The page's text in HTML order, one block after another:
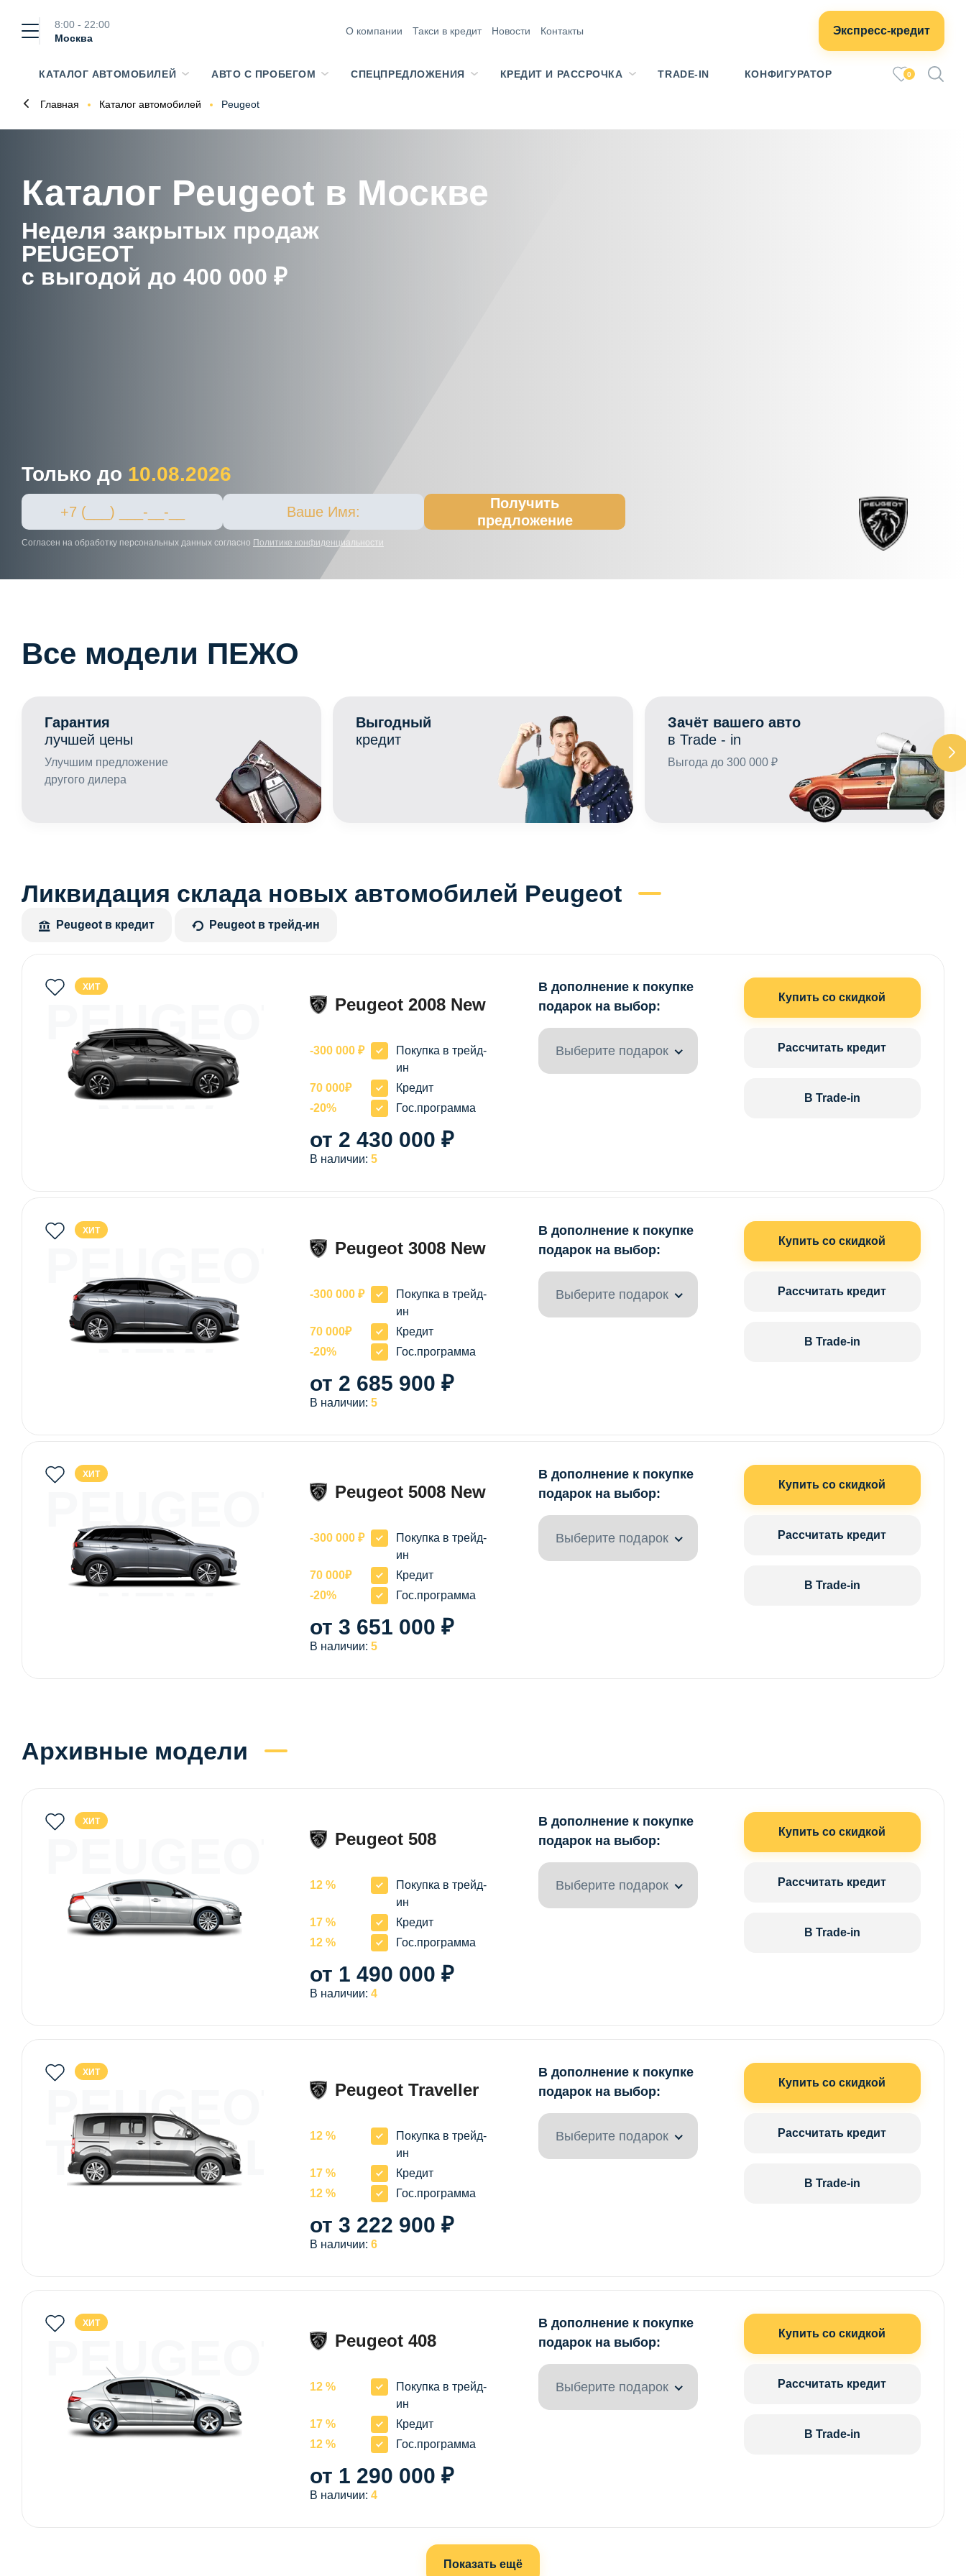
8:00 - 22:00
Москва
О компании Такси в кредит Новости Контакты Экспресс-кредит
КАТАЛОГ АВТОМОБИЛЕЙ АВТО С ПРОБЕГОМ СПЕЦПРЕДЛОЖЕНИЯ КРЕДИТ И РАССРОЧКА TRADE-IN КОНФИГУРАТОР 0
Главная Каталог автомобилей Peugeot
Каталог Peugeot в Москве
Неделя закрытых продаж
PEUGEOT
с выгодой до 400 000 ₽
Только до 10.08.2026
Получить
предложение
Согласен на обработку персональных данных согласно Политике конфиденциальности
Все модели ПЕЖО
Гарантия
лучшей цены
Улучшим предложение
другого дилера
Выгодный
кредит
Зачёт вашего авто
в Trade - in
Выгода до 300 000 ₽
Ликвидация склада новых автомобилей Peugeot
Peugeot в кредит Peugeot в трейд-ин
ХИТ
PEUGEOT
2008
Peugeot 2008 New
-300 000 ₽
Покупка в трейд-
ин
70 000₽
Кредит
-20%
Гос.программа
от 2 430 000 ₽
В наличии:5
В дополнение к покупке
подарок на выбор:
Выберите подарок
Купить со скидкой
Рассчитать кредит
В Trade-in
ХИТ
PEUGEOT
3008
Peugeot 3008 New
-300 000 ₽
Покупка в трейд-
ин
70 000₽
Кредит
-20%
Гос.программа
от 2 685 900 ₽
В наличии:5
В дополнение к покупке
подарок на выбор:
Выберите подарок
Купить со скидкой
Рассчитать кредит
В Trade-in
ХИТ
PEUGEOT
5008
Peugeot 5008 New
-300 000 ₽
Покупка в трейд-
ин
70 000₽
Кредит
-20%
Гос.программа
от 3 651 000 ₽
В наличии:5
В дополнение к покупке
подарок на выбор:
Выберите подарок
Купить со скидкой
Рассчитать кредит
В Trade-in
Архивные модели
ХИТ
508
Peugeot 508
12 %
Покупка в трейд-
ин
17 %
Кредит
12 %
Гос.программа
от 1 490 000 ₽
В наличии:4
В дополнение к покупке
подарок на выбор:
Выберите подарок
Купить со скидкой
Рассчитать кредит
В Trade-in
ХИТ
PEUGEOT
TRAVELLER
Peugeot Traveller
12 %
Покупка в трейд-
ин
17 %
Кредит
12 %
Гос.программа
от 3 222 900 ₽
В наличии:6
В дополнение к покупке
подарок на выбор:
Выберите подарок
Купить со скидкой
Рассчитать кредит
В Trade-in
ХИТ
PEUGEOT
408
Peugeot 408
12 %
Покупка в трейд-
ин
17 %
Кредит
12 %
Гос.программа
от 1 290 000 ₽
В наличии:4
В дополнение к покупке
подарок на выбор:
Выберите подарок
Купить со скидкой
Рассчитать кредит
В Trade-in
Показать ещё